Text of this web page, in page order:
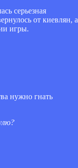
серьезная
от киевлян, а
игры.
нужно гнать